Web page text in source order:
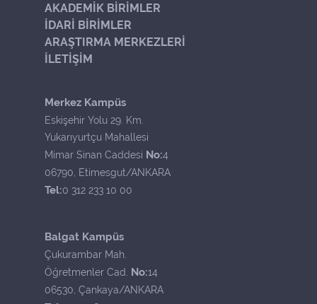
AKADEMİK BİRİMLER
İDARİ BİRİMLER
ARAŞTIRMA MERKEZLERİ
İLETİŞİM
Merkez Kampüs
Eskişehir Yolu 29. Km.
Yukarıyurtçu Mahallesi
Mimar Sinan Caddesi No:4
06790, Etimesgut/ANKARA
Tel:0 312 233 10 00
Balgat Kampüs
Çukurambar Mah.
Öğretmenler Cad. No:14
06530, Çankaya/ANKARA